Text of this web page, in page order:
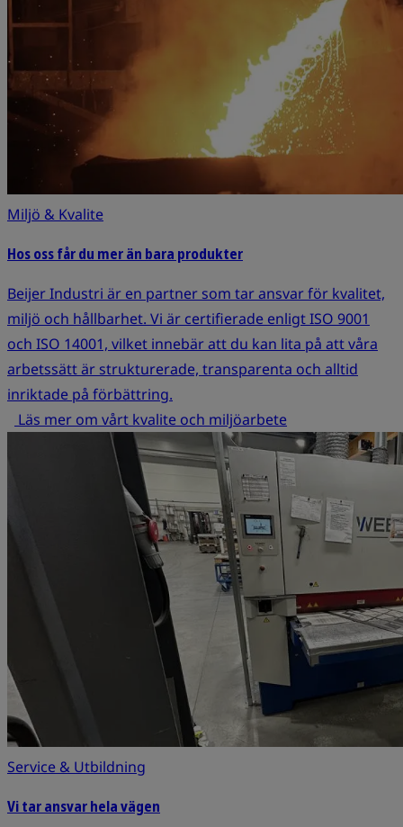
Miljö & Kvalite
Hos oss får du mer än bara produkter
Beijer Industri är en partner som tar ansvar för kvalitet,
miljö och hållbarhet. Vi är certifierade enligt ISO 9001
och ISO 14001, vilket innebär att du kan lita på att våra
arbetssätt är strukturerade, transparenta och alltid
inriktade på förbättring.
Läs mer om vårt kvalite och miljöarbete
Service & Utbildning
Vi tar ansvar hela vägen